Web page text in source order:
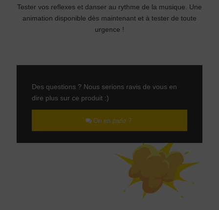
Tester vos reflexes et danser au rythme de la musique. Une
animation disponible dès maintenant et à tester de toute
urgence !
Des questions ? Nous serions ravis de vous en
dire plus sur ce produit :)
On en parle ?